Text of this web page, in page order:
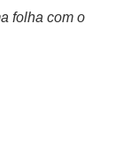
folha com o